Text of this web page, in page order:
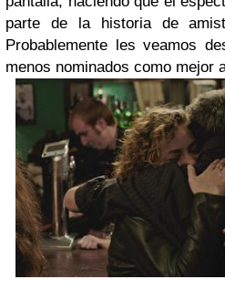
parte de la historia de
Probablemente les veamos
menos nominados como mejor